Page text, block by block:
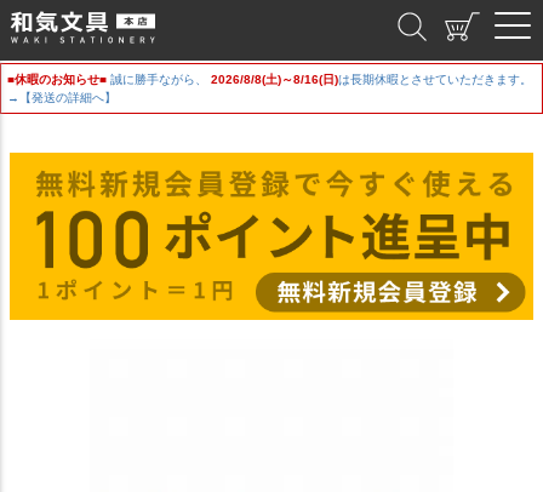
■休暇のお知らせ■ 誠に勝手ながら、 2026/8/8(土)～8/16(日)は長期休暇とさせていただきます。
→【発送の詳細へ】